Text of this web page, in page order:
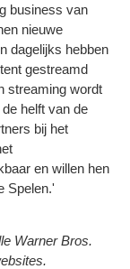
business van
nieuwe
dagelijks hebben
gestreamd
streaming wordt
helft van de
bij het
en willen hen
Spelen.'
Warner Bros.